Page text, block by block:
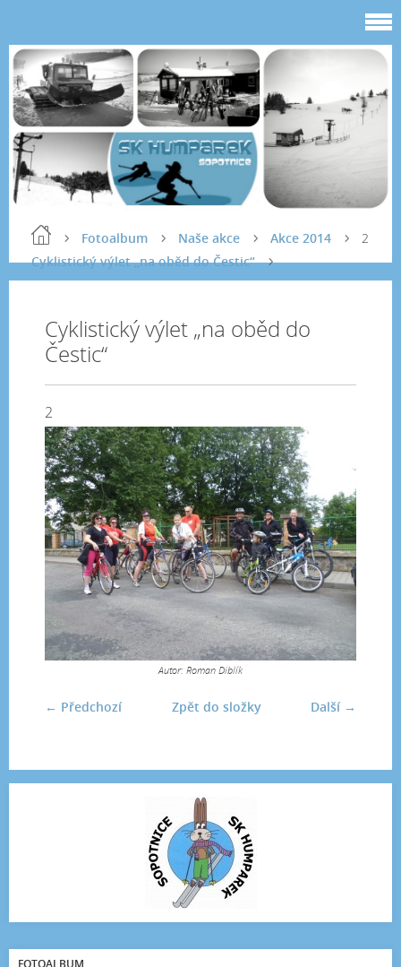
Fotoalbum Naše akce
Akce 2014
Cyklistický výlet „na oběd do Čestic“
2
Cyklistický výlet „na oběd do
Čestic“
2
Autor: Roman Diblík
← Předchozí Další →
Zpět do složky
FOTOALBUM